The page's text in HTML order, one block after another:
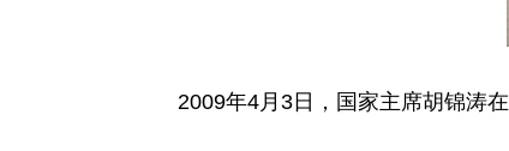
2009年4月3日，国家主席胡锦涛在